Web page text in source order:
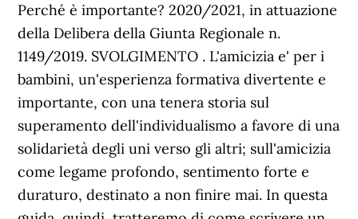
Perché è importante? 2020/2021, in attuazione
della Delibera della Giunta Regionale n.
1149/2019. SVOLGIMENTO . L'amicizia e' per i
bambini, un'esperienza formativa divertente e
importante, con una tenera storia sul
superamento dell'individualismo a favore di una
solidarietà degli uni verso gli altri; sull'amicizia
come legame profondo, sentimento forte e
duraturo, destinato a non finire mai. In questa